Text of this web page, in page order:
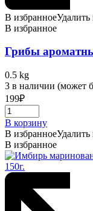
В избранноеУдалить
В избранное
Грибы
0.5 kg
3 в наличии (может
199₽
В корзину
В избранноеУдалить
В избранное